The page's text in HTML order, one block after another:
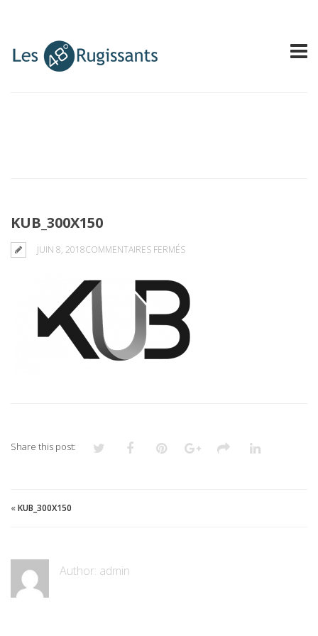
KUB_300X150
JUIN 8, 2018COMMENTAIRES FERMÉSSUR
Share this post:
«KUB_300X150
Author: admin